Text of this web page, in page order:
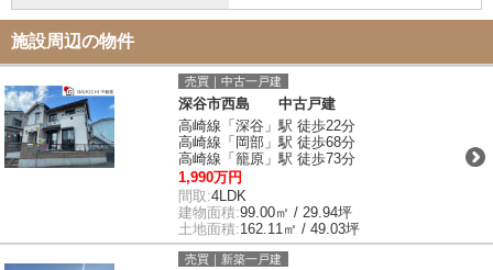
施設周辺の物件
売買｜中古一戸建
深谷市西島 中古戸建
高崎線「深谷」駅 徒歩22分
高崎線「岡部」駅 徒歩68分
高崎線「籠原」駅 徒歩73分
1,990万円
間取:4LDK
建物面積:99.00㎡ / 29.94坪
土地面積:162.11㎡ / 49.03坪
売買｜新築一戸建